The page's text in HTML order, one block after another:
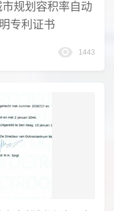
规划容积率自动
专利证书
1443